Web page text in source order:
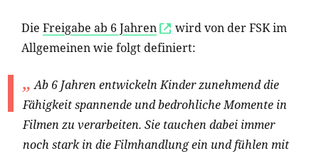
Die Freigabe ab 6 Jahren
wird von der FSK im
Allgemeinen wie folgt definiert:
Ab 6 Jahren entwickeln Kinder zunehmend die
Fähigkeit spannende und bedrohliche Momente in
Filmen zu verarbeiten. Sie tauchen dabei immer
noch stark in die Filmhandlung ein und fühlen mit